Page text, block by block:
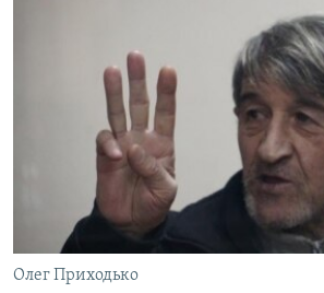
СПЕЦПРОЕКТИ
ДЕПОРТАЦІЯ
ВІДЕОУРОКИ «ELIFBE»
СВІДЧЕННЯ ОКУПАЦІЇ
УКРАЇНСЬКА ПРОБЛЕМА КРИМУ
ІНФОГРАФІКА
ЯК ОБІЙТИ БЛОКУВАННЯ
Qırımtatar
ДОЛУЧАЙСЯ!
Олег Приходько